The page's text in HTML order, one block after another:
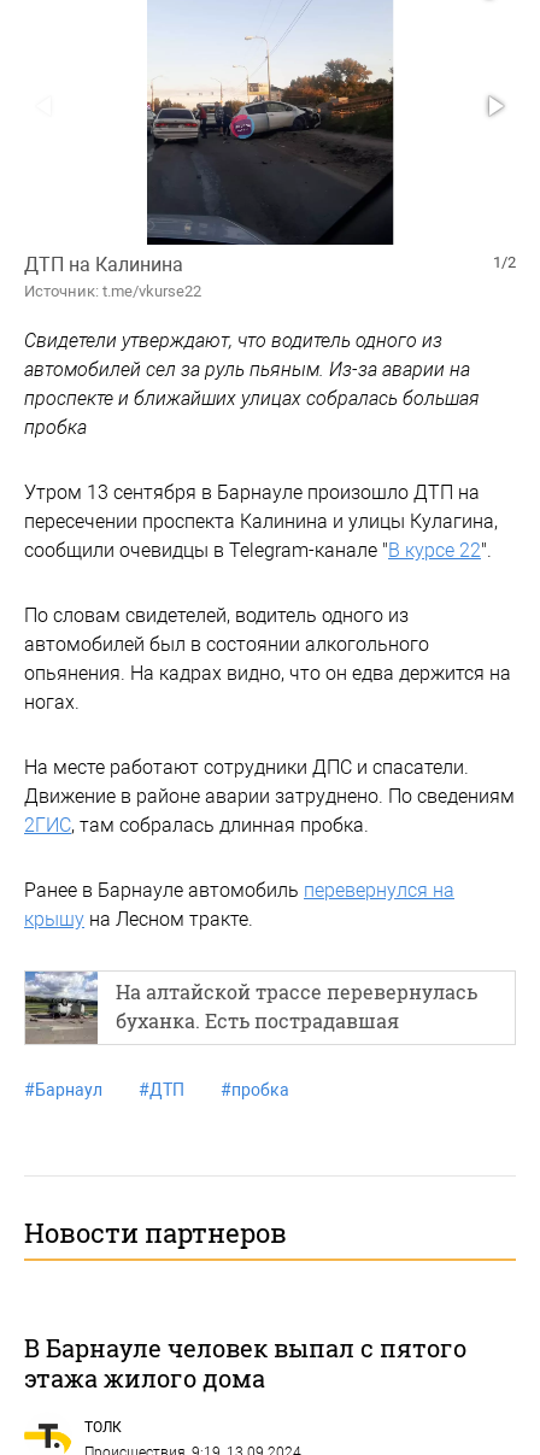
1/2
ДТП на Калинина
Источник: t.me/vkurse22
Свидетели утверждают, что водитель одного из
автомобилей сел за руль пьяным. Из-за аварии на
проспекте и ближайших улицах собралась большая
пробка
Утром 13 сентября в Барнауле произошло ДТП на
пересечении проспекта Калинина и улицы Кулагина,
сообщили очевидцы в Telegram-канале "В курсе 22".
По словам свидетелей, водитель одного из
автомобилей был в состоянии алкогольного
опьянения. На кадрах видно, что он едва держится на
ногах.
На месте работают сотрудники ДПС и спасатели.
Движение в районе аварии затруднено. По сведениям
2ГИС, там собралась длинная пробка.
Ранее в Барнауле автомобиль перевернулся на
крышу на Лесном тракте.
На алтайской трассе перевернулась
буханка. Есть пострадавшая
#Барнаул #ДТП #пробка
Новости партнеров
В Барнауле человек выпал с пятого
этажа жилого дома
ТОЛК